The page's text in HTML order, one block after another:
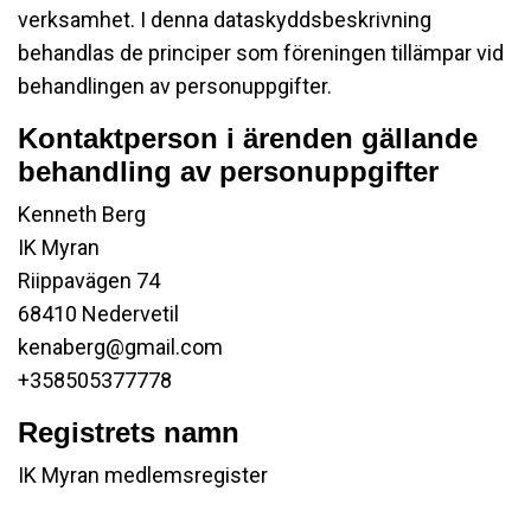
verksamhet. I denna dataskyddsbeskrivning
behandlas de principer som föreningen tillämpar vid
behandlingen av personuppgifter.
Kontaktperson i ärenden gällande
behandling av personuppgifter
Kenneth Berg
IK Myran
Riippavägen 74
68410 Nedervetil
kenaberg@gmail.com
+358505377778
Registrets namn
IK Myran medlemsregister